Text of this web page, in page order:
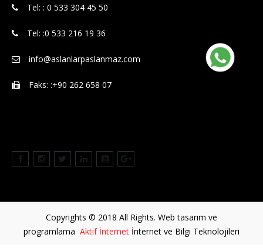
Tel: : 0 533 304 45 50
Tel: :0 533 216 19 36
info@aslanlarpaslanmaz.com
Faks: :+90 262 658 07
Copyrights © 2018 All Rights. Web tasarım ve
programlama Aktif İnternet İnternet ve Bilgi Teknolojileri